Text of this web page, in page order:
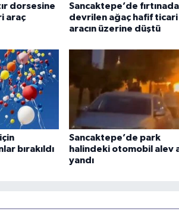
dorsesine
araç
Sancaktepe’de fırtınada
devrilen ağaç hafif ticari
aracın üzerine düştü
bırakıldı
Sancaktepe’de park
halindeki otomobil alev
yandı